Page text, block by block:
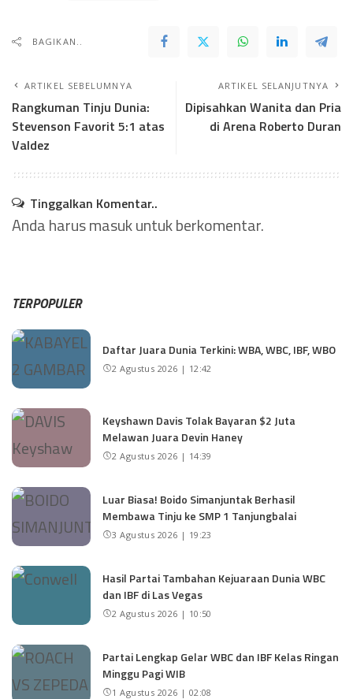
BAGIKAN..
ARTIKEL SEBELUMNYA
Rangkuman Tinju Dunia:
Stevenson Favorit 5:1 atas
Valdez
ARTIKEL SELANJUTNYA
Dipisahkan Wanita dan Pria
di Arena Roberto Duran
Tinggalkan Komentar..
Anda harusmasukuntuk berkomentar.
TERPOPULER
Daftar Juara Dunia Terkini: WBA, WBC, IBF, WBO
2 Agustus 2026 | 12:42
Keyshawn Davis Tolak Bayaran $2 Juta
Melawan Juara Devin Haney
2 Agustus 2026 | 14:39
Luar Biasa! Boido Simanjuntak Berhasil
Membawa Tinju ke SMP 1 Tanjungbalai
3 Agustus 2026 | 19:23
Hasil Partai Tambahan Kejuaraan Dunia WBC
dan IBF di Las Vegas
2 Agustus 2026 | 10:50
Partai Lengkap Gelar WBC dan IBF Kelas Ringan
Minggu Pagi WIB
1 Agustus 2026 | 02:08